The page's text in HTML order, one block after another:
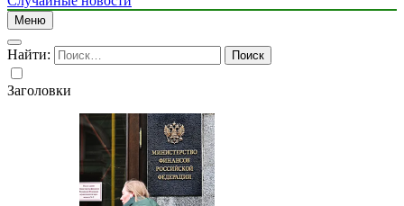
Меню
Найти:
Заголовки